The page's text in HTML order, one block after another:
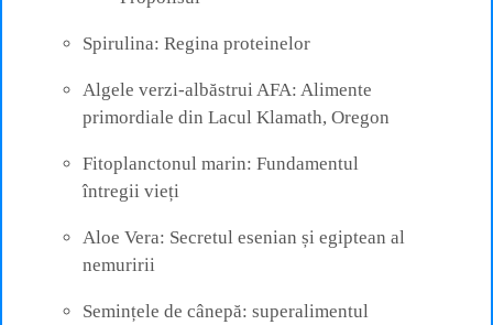
Spirulina: Regina proteinelor
Algele verzi-albăstrui AFA: Alimente
primordiale din Lacul Klamath, Oregon
Fitoplanctonul marin: Fundamentul
întregii vieți
Aloe Vera: Secretul esenian și egiptean al
nemuririi
Semințele de cânepă: superalimentul